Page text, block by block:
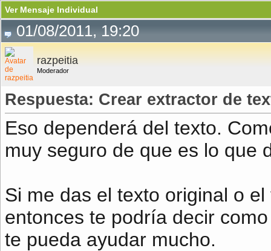
Ver Mensaje Individual
01/08/2011, 19:20
razpeitia
Moderador
Respuesta: Crear extractor de
Eso dependerá del texto.
muy seguro de que es lo que
Si me das el texto original o
entonces te podría decir
te pueda ayudar mucho.